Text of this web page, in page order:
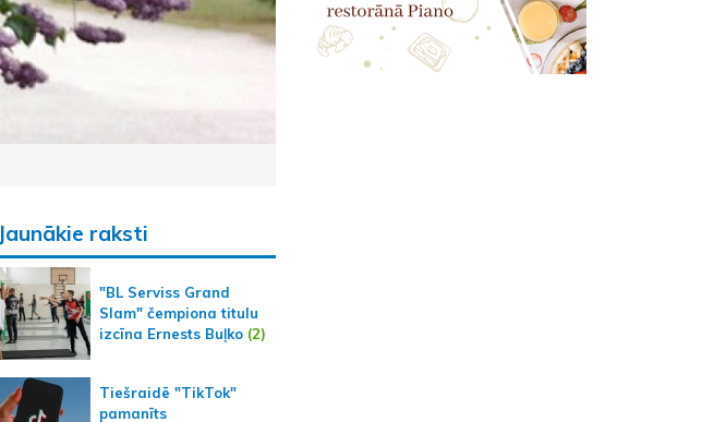
Jaunākie raksti
"BL Serviss Grand
Slam" čempiona titulu
izcīna Ernests Buļko(2)
Tiešraidē "TikTok"
pamanīts